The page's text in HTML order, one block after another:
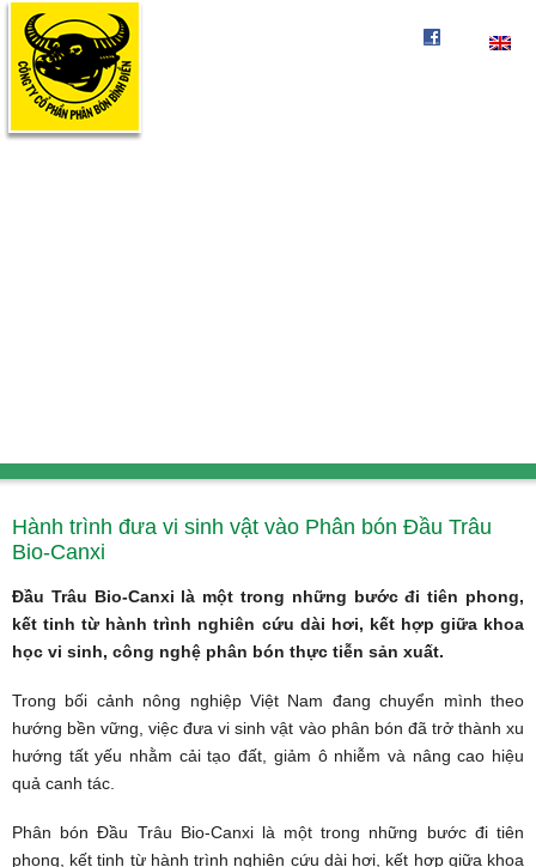
Hành trình đưa vi sinh vật vào Phân bón Đầu Trâu
Bio-Canxi
Đầu Trâu Bio-Canxi là một trong những bước đi tiên phong,
kết tinh từ hành trình nghiên cứu dài hơi, kết hợp giữa khoa
học vi sinh, công nghệ phân bón thực tiễn sản xuất.
Trong bối cảnh nông nghiệp Việt Nam đang chuyển mình theo
hướng bền vững, việc đưa vi sinh vật vào phân bón đã trở thành xu
hướng tất yếu nhằm cải tạo đất, giảm ô nhiễm và nâng cao hiệu
quả canh tác.
Phân bón Đầu Trâu Bio-Canxi là một trong những bước đi tiên
phong, kết tinh từ hành trình nghiên cứu dài hơi, kết hợp giữa khoa